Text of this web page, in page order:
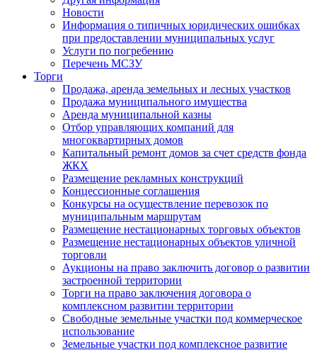
Новости
Информация о типичных юридических ошибках
при предоставлении муниципальных услуг
Услуги по погребению
Перечень МСЗУ
Торги
Продажа, аренда земельных и лесных участков
Продажа муниципального имущества
Аренда муниципальной казны
Отбор управляющих компаний для
многоквартирных домов
Капитальный ремонт домов за счет средств фонда
ЖКХ
Размещение рекламных конструкций
Концессионные соглашения
Конкурсы на осуществление перевозок по
муниципальным маршрутам
Размещение нестационарных торговых объектов
Размещение нестационарных объектов уличной
торговли
Аукционы на право заключить договор о развитии
застроенной территории
Торги на право заключения договора о
комплексном развитии территории
Свободные земельные участки под коммерческое
использование
Земельные участки под комплексное развитие